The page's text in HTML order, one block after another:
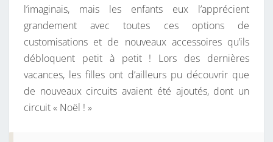
l’imaginais, mais les enfants eux l’apprécient
grandement avec toutes ces options de
customisations et de nouveaux accessoires qu’ils
débloquent petit à petit ! Lors des dernières
vacances, les filles ont d’ailleurs pu découvrir que
de nouveaux circuits avaient été ajoutés, dont un
circuit « Noël ! »